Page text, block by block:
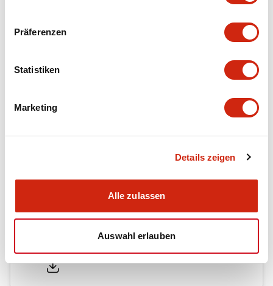
Präferenzen
Statistiken
Marketing
Details zeigen
Alle zulassen
Auswahl erlauben
Mechanical Specifications
Mounting and Installation Specifications